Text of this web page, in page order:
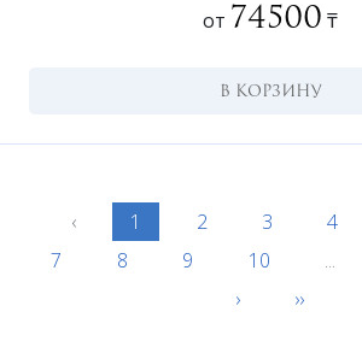
от 74500 ₸
В КОРЗИНУ
‹ 1 2 3 4
7
8 9 10 ...
›
››